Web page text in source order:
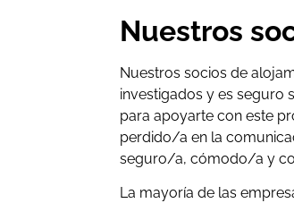
Nuestros
Nuestros socios de
investigados y es seguro
para apoyarte con este
perdido/a en la
seguro/a, cómodo/a y
La mayoría de las